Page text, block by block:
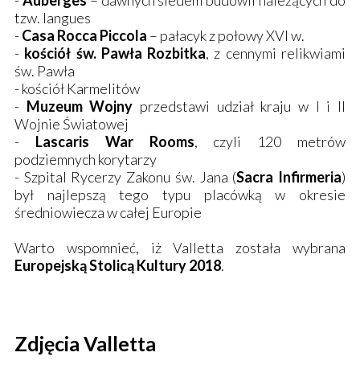
tzw. langues
- Casa Rocca Piccola – pałacyk z połowy XVI w.
- kościół św. Pawła Rozbitka, z cennymi relikwiami
św. Pawła
- kościół Karmelitów
- Muzeum Wojny przedstawi udział kraju w I i II
Wojnie Światowej
- Lascaris War Rooms, czyli 120 metrów
podziemnych korytarzy
- Szpital Rycerzy Zakonu św. Jana (Sacra Infirmeria)
był najlepszą tego typu placówką w okresie
średniowiecza w całej Europie
Warto wspomnieć, iż Valletta została wybrana
Europejską Stolicą Kultury 2018.
Zdjęcia Valletta